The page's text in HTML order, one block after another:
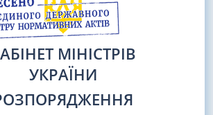
МІНІСТРІВ
УКРАЇНИ